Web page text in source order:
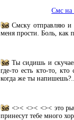
Смс на
Смску отправляю и
меня прости. Боль, как
Ты сидишь и
где-то есть кто-то,
когда же ты напишешь?..
<>< <>< <>< это
принесут тебе много